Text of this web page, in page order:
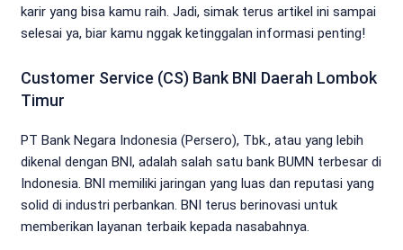
karir yang bisa kamu raih. Jadi, simak terus artikel ini sampai
selesai ya, biar kamu nggak ketinggalan informasi penting!
Customer Service (CS) Bank BNI Daerah Lombok
Timur
PT Bank Negara Indonesia (Persero), Tbk., atau yang lebih
dikenal dengan BNI, adalah salah satu bank BUMN terbesar di
Indonesia. BNI memiliki jaringan yang luas dan reputasi yang
solid di industri perbankan. BNI terus berinovasi untuk
memberikan layanan terbaik kepada nasabahnya.